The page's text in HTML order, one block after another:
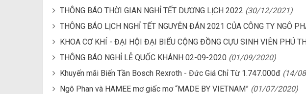
THÔNG BÁO THỜI GIAN NGHỈ TẾT DƯƠNG LỊCH 2022 (30/12/2021)
THÔNG BÁO LỊCH NGHỈ TẾT NGUYÊN ĐÁN 2021 CỦA CÔNG TY NGÔ
KHOA CƠ KHÍ - ĐẠI HỘI ĐẠI BIỂU CỘNG ĐỒNG CỰU SINH VIÊN PHÚ
THÔNG BÁO NGHỈ LỄ QUỐC KHÁNH 02-09-2020 (01/09/2020)
Khuyến mãi Biến Tần Bosch Rexroth - Đức Giá Chỉ Từ 1.747.000đ (14/
Ngô Phan và HAMEE mơ giấc mơ “MADE BY VIETNAM” (01/07/2020)